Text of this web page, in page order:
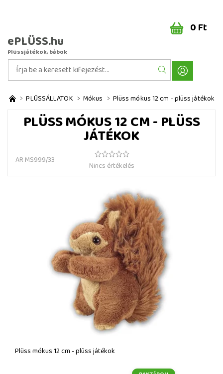
ePLÜSS.hu
Plüssjátékok, bábok
0 Ft
PLÜSSÁLLATOK Mókus Plüss mókus 12 cm - plüss játékok
PLÜSS MÓKUS 12 CM - PLÜSS
JÁTÉKOK
AR MS999/33
Nincs értékelés
Plüss mókus 12 cm - plüss játékok